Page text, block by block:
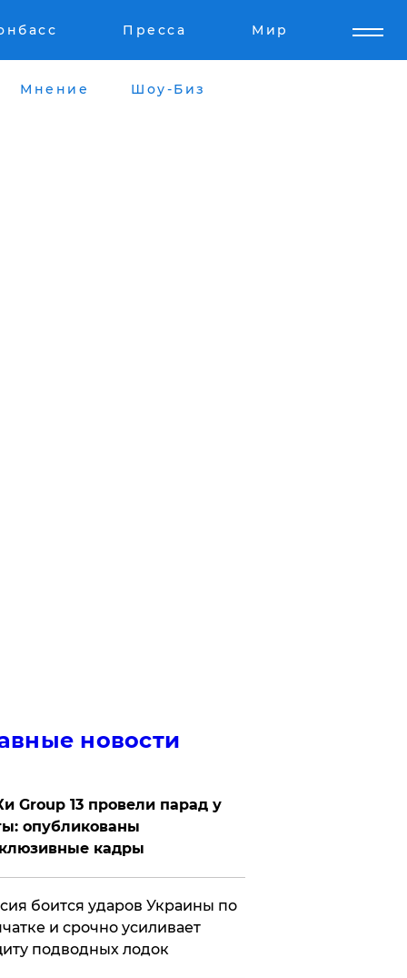
Пресса Мир
Мнение Шоу-Биз
новости
Group 13 провели парад у
опубликованы
кадры
боится ударов Украины по
и срочно усиливает
подводных лодок